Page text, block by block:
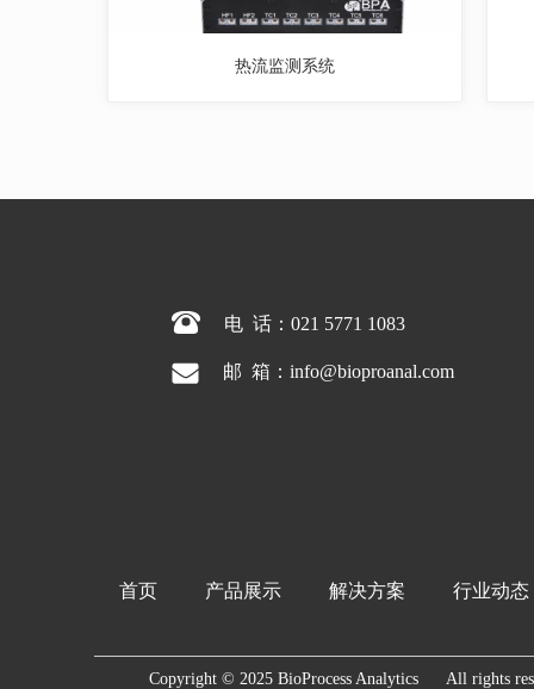
热流监测系统
首页 产品展示 解决方案 行业动态
Copyright © 2025 BioProcess Analytics      All rights
电  话：021 5771 1083
邮  箱：info@bioproanal.com